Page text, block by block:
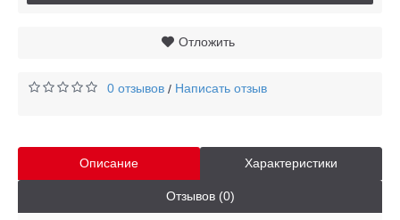
Отложить
0 отзывов / Написать отзыв
Описание Характеристики
Отзывов (0)